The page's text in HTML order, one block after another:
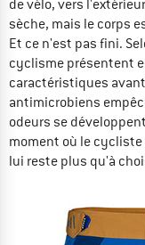
de vélo, vers
sèche, mais le corps
Et ce n'est pas fini.
cyclisme présentent
caractéristiques
antimicrobiens
odeurs se
moment où le
lui reste plus qu'à